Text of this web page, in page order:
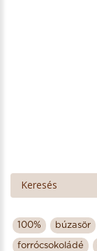
100% búzasör
forrócsokoládé